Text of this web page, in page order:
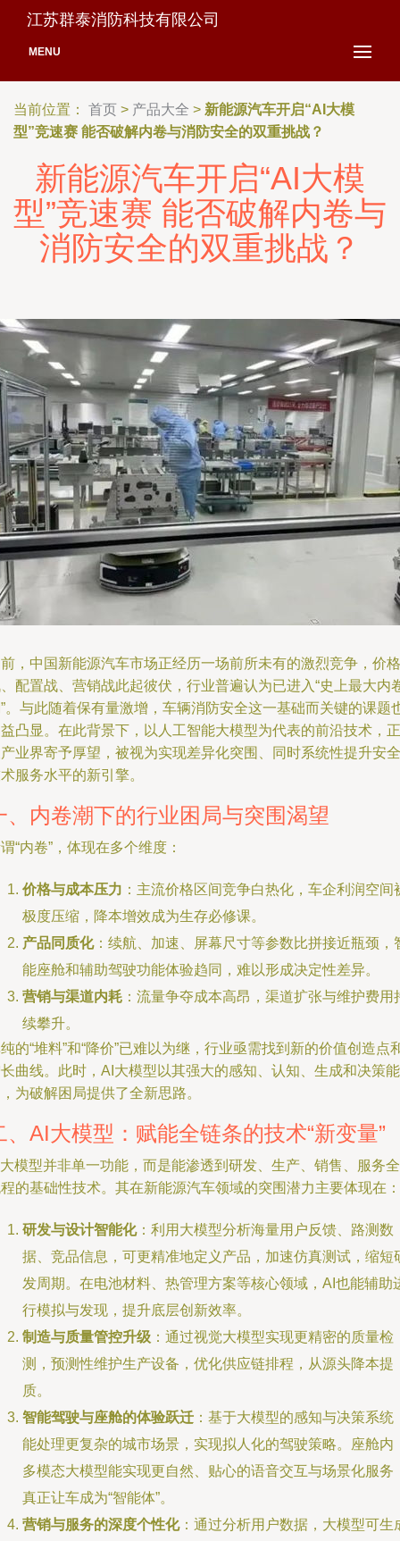
江苏群泰消防科技有限公司
MENU
当前位置： 首页 > 产品大全 > 新能源汽车开启“AI大模
型”竞速赛 能否破解内卷与消防安全的双重挑战？
新能源汽车开启“AI大模
型”竞速赛 能否破解内卷与
消防安全的双重挑战？
，中国新能源汽车市场正经历一场前所未有的激烈竞争，价格
配置战、营销战此起彼伏，行业普遍认为已进入“史上最大内
。与此随着保有量激增，车辆消防安全这一基础而关键的课题
凸显。在此背景下，以人工智能大模型为代表的前沿技术，正
业界寄予厚望，被视为实现差异化突围、同时系统性提升安全
服务水平的新引擎。
、内卷潮下的行业困局与突围渴望
“内卷”，体现在多个维度：
价格与成本压力 ：主流价格区间竞争白热化，车企利润空间
极度压缩，降本增效成为生存必修课。
产品同质化：续航、加速、屏幕尺寸等参数比拼接近瓶颈，
能座舱和辅助驾驶功能体验趋同，难以形成决定性差异。
营销与渠道内耗 ：流量争夺成本高昂，渠道扩张与维护费用
续攀升。
的“堆料”和“降价”已难以为继，行业亟需找到新的价值创造点
曲线。此时，AI大模型以其强大的感知、认知、生成和决策能
为破解困局提供了全新思路。
、AI大模型：赋能全链条的技术“新变量”
模型并非单一功能，而是能渗透到研发、生产、销售、服务全
的基础性技术。其在新能源汽车领域的突围潜力主要体现在：
研发与设计智能化：利用大模型分析海量用户反馈、路测数
据、竞品信息，可更精准地定义产品，加速仿真测试，缩短
发周期。在电池材料、热管理方案等核心领域，AI也能辅助
行模拟与发现，提升底层创新效率。
制造与质量管控升级 ：通过视觉大模型实现更精密的质量检
测，预测性维护生产设备，优化供应链排程，从源头降本提
质。
智能驾驶与座舱的体验跃迁 ：基于大模型的感知与决策系统
能处理更复杂的城市场景，实现拟人化的驾驶策略。座舱内
多模态大模型能实现更自然、贴心的语音交互与场景化服务
真正让车成为“智能体”。
营销与服务的深度个性化：通过分析用户数据，大模型可生